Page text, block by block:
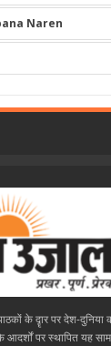
Naren
के दॄार पर देश-
पर स्थापित यह